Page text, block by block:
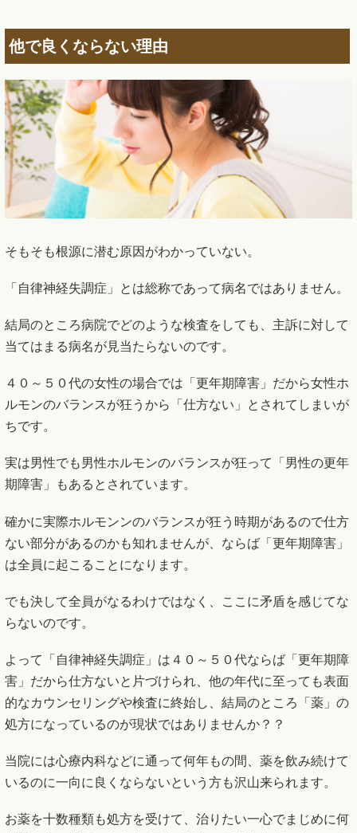
他で良くならない理由
そもそも根源に潜む原因がわかっていない。
「自律神経失調症」とは総称であって病名ではありません。
結局のところ病院でどのような検査をしても、主訴に対して
当てはまる病名が見当たらないのです。
４０～５０代の女性の場合では「更年期障害」だから女性ホ
ルモンのバランスが狂うから「仕方ない」とされてしまいが
ちです。
実は男性でも男性ホルモンのバランスが狂って「男性の更年
期障害」もあるとされています。
確かに実際ホルモンンのバランスが狂う時期があるので仕方
ない部分があるのかも知れませんが、ならば「更年期障害」
は全員に起こることになります。
でも決して全員がなるわけではなく、ここに矛盾を感じてな
らないのです。
よって「自律神経失調症」は４０～５０代ならば「更年期障
害」だから仕方ないと片づけられ、他の年代に至っても表面
的なカウンセリングや検査に終始し、結局のところ「薬」の
処方になっているのが現状ではありませんか？？
当院には心療内科などに通って何年もの間、薬を飲み続けて
いるのに一向に良くならないという方も沢山来られます。
お薬を十数種類も処方を受けて、治りたい一心でまじめに何